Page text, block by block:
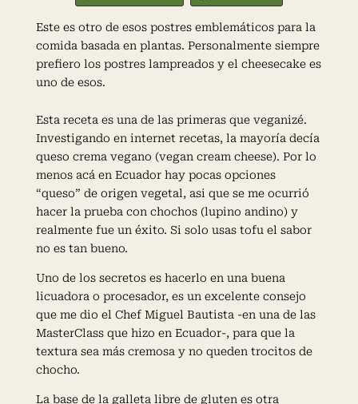
Este es otro de esos postres emblemáticos para la
comida basada en plantas. Personalmente siempre
prefiero los postres lampreados y el cheesecake es
uno de esos.
Esta receta es una de las primeras que veganizé.
Investigando en internet recetas, la mayoría decía
queso crema vegano (vegan cream cheese). Por lo
menos acá en Ecuador hay pocas opciones
“queso” de origen vegetal, asi que se me ocurrió
hacer la prueba con chochos (lupino andino) y
realmente fue un éxito. Si solo usas tofu el sabor
no es tan bueno.
Uno de los secretos es hacerlo en una buena
licuadora o procesador, es un excelente consejo
que me dio el Chef Miguel Bautista -en una de las
MasterClass que hizo en Ecuador-, para que la
textura sea más cremosa y no queden trocitos de
chocho.
La base de la galleta libre de gluten es otra